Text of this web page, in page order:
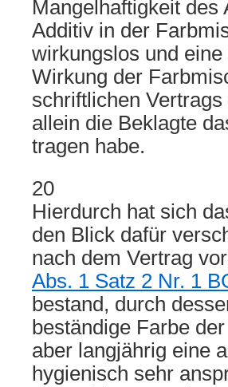
Mangelhaftigkeit
Additiv in der
wirkungslos und
Wirkung der
schriftlichen
allein die Beklagte
tragen habe.
20
Hierdurch hat sich
den Blick dafür
nach dem Vertrag
Abs. 1 Satz 2 Nr. 1
bestand, durch
beständige Farbe
aber langjährig eine
hygienisch sehr